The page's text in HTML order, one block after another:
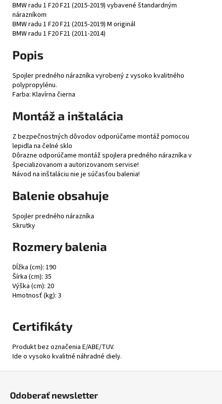
BMW radu 1 F20 F21 (2015-2019) vybavené štandardným
nárazníkom
BMW radu 1 F20 F21 (2015-2019) M originál
BMW radu 1 F20 F21 (2011-2014)
Popis
Spojler predného nárazníka vyrobený z vysoko kvalitného
polypropylénu.
Farba: Klavírna čierna
Montáž a inštalácia
Z bezpečnostných dôvodov odporúčame montáž pomocou
lepidla na čelné sklo
Dôrazne odporúčame montáž spojlera predného nárazníka v
špecializovanom a autorizovanom servise!
Návod na inštaláciu nie je súčasťou balenia!
Balenie obsahuje
Spojler predného nárazníka
Skrutky
Rozmery balenia
Dĺžka (cm): 190
Šírka (cm): 35
Výška (cm): 20
Hmotnosť (kg): 3
Certifikáty
Produkt bez označenia E/ABE/TUV.
Ide o vysoko kvalitné náhradné diely.
Odoberať newsletter